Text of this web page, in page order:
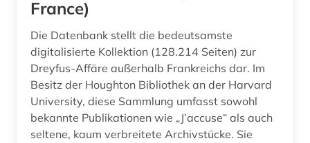
erzählung (1)
essay (1)
ethnologie (1)
europa (10)
France)
Die Datenbank stellt die bedeutsamste
digitalisierte Kollektion (128.214 Seiten) zur
Dreyfus-Affäre außerhalb Frankreichs dar. Im
Besitz der Houghton Bibliothek an der Harvard
University, diese Sammlung umfasst sowohl
bekannte Publikationen wie „J’accuse“ als auch
seltene, kaum verbreitete Archivstücke. Sie